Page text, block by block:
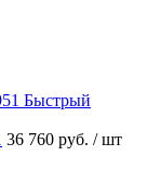
Быстрый
36 760 руб. / шт